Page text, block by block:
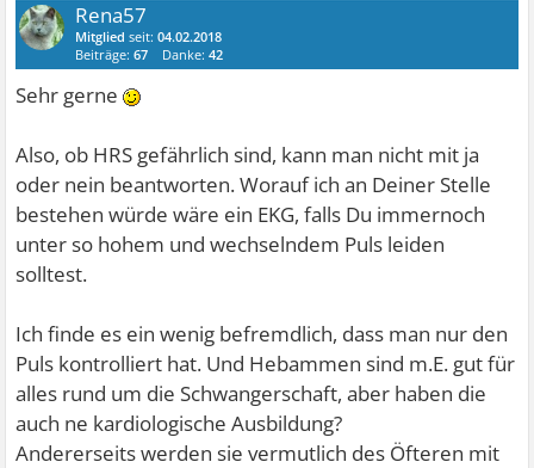
Rena57
Mitglied seit:04.02.2018
Beiträge:67 Danke:42
Sehr gerne
Also, ob HRS gefährlich sind, kann man nicht mit ja
oder nein beantworten. Worauf ich an Deiner Stelle
bestehen würde wäre ein EKG, falls Du immernoch
unter so hohem und wechselndem Puls leiden
solltest.
Ich finde es ein wenig befremdlich, dass man nur den
Puls kontrolliert hat. Und Hebammen sind m.E. gut für
alles rund um die Schwangerschaft, aber haben die
auch ne kardiologische Ausbildung?
Andererseits werden sie vermutlich des Öfteren mit